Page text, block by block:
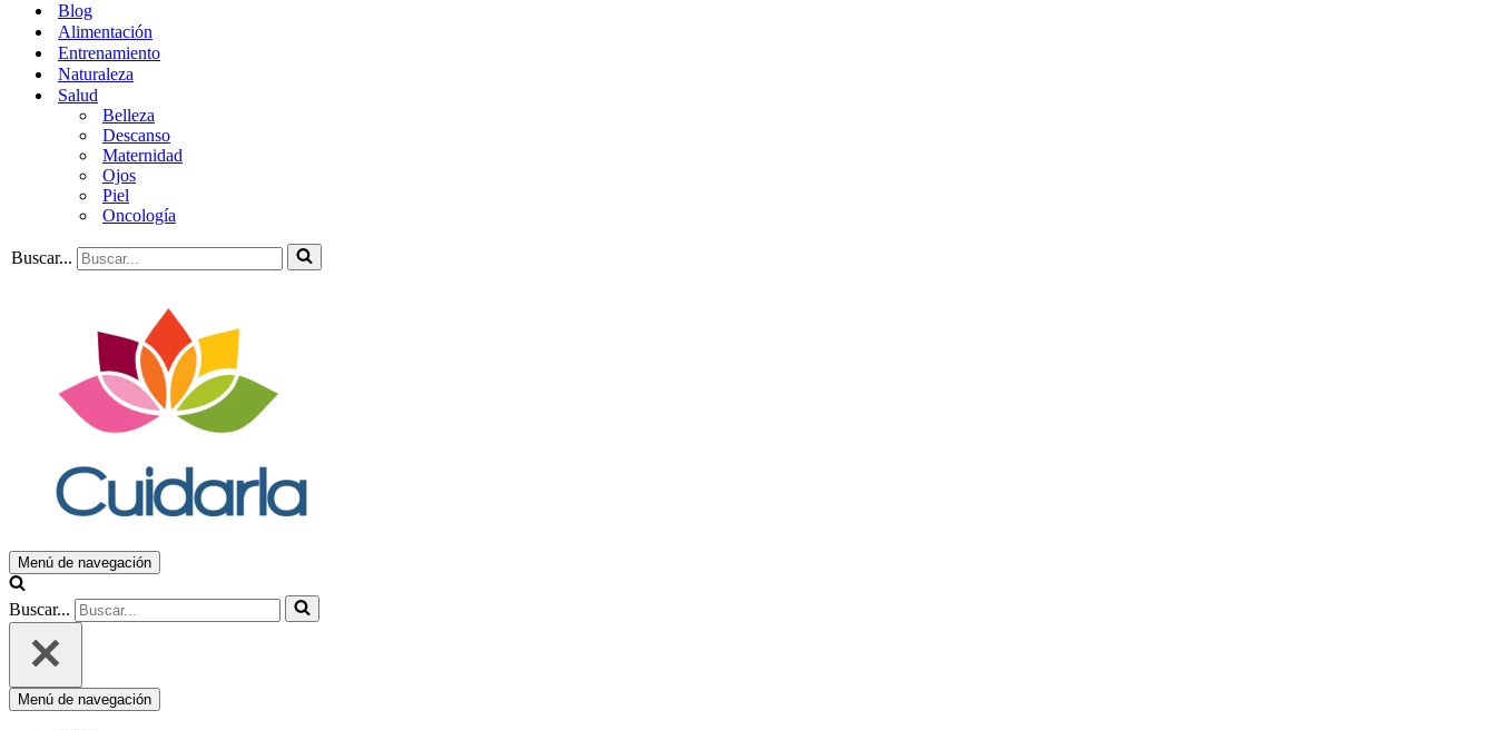
Blog
Alimentación
Entrenamiento
Naturaleza
Salud
Belleza
Descanso
Maternidad
Ojos
Piel
Oncología
Buscar...
Menú de navegación
Buscar...
Menú de navegación